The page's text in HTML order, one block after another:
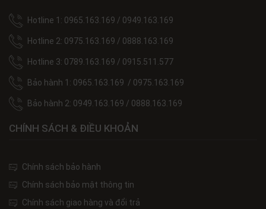
Hotline 1: 0965.163.169 / 0949.163.169
Hotline 2: 0975.163.169 / 0888.163.169
Hotline 3: 0789.163.169 / 0915.511.577
Bảo hành 1: 0965.163.169 / 0975.163.169
Bảo hành 2: 0949.163.169 / 0888.163.169
CHÍNH SÁCH & ĐIỀU KHOẢN
Chính sách bảo hành
Chính sách bảo mật thông tin
Chính sách giao hàng và đổi trả